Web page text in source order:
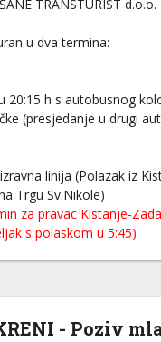
TRANSTURIST d.o.o.
u dva termina:
20:15 h s autobusnog
(presjedanje u drugi
linija (Polazak iz
Trgu Sv.Nikole)
za pravac Kistanje-
s polaskom u 5:45)
- Poziv